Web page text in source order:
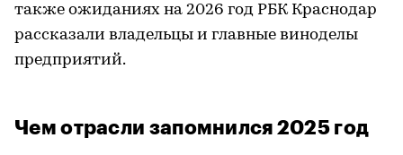
также ожиданиях на 2026 год РБК Краснодар
рассказали владельцы и главные виноделы
предприятий.
Чем отрасли запомнился 2025 год